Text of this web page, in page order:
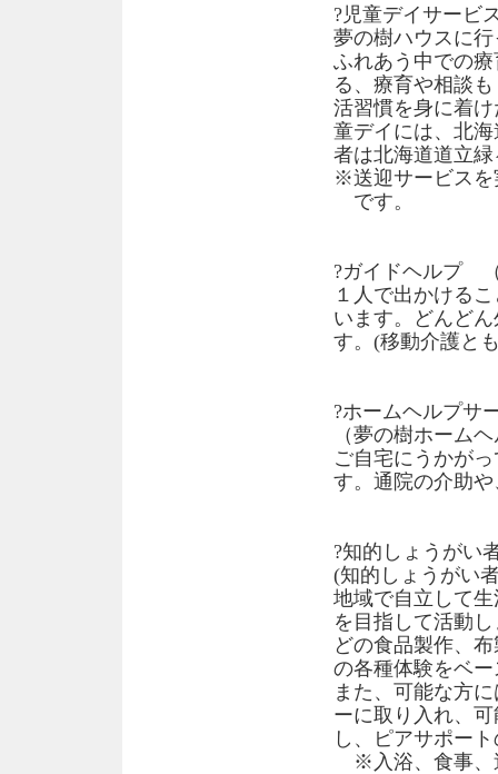
?児童デイサービ
夢の樹ハウスに
ふれあう中での
る、療育や相談
活習慣を身に着
童デイには、北
者は北海道道立
※送迎サービスを
です。
?ガイドヘルプ
１人で出かける
います。どんど
す。(移動介護と
?ホームヘルプ
（夢の樹ホーム
ご自宅にうかが
す。通院の介助
?知的しょうがい
(知的しょうが
地域で自立して
を目指して活動
どの食品製作、
の各種体験をベ
また、可能な方
ーに取り入れ、
し、ピアサポー
※入浴、食事、